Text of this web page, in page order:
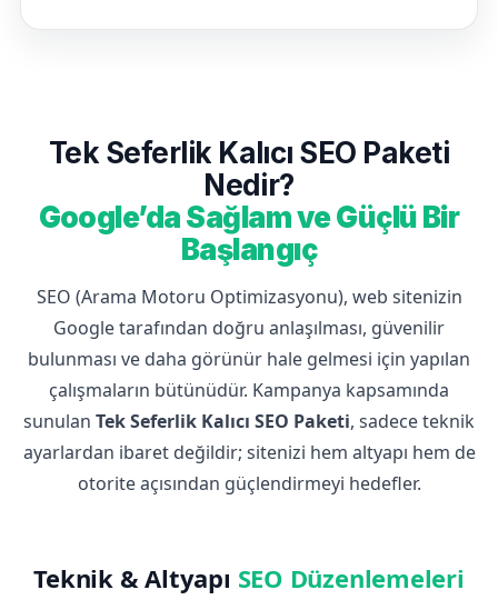
Tek Seferlik Kalıcı SEO Paketi
Nedir?
Google’da Sağlam ve Güçlü Bir
Başlangıç
SEO (Arama Motoru Optimizasyonu), web sitenizin
Google tarafından doğru anlaşılması, güvenilir
bulunması ve daha görünür hale gelmesi için yapılan
çalışmaların bütünüdür. Kampanya kapsamında
sunulan Tek Seferlik Kalıcı SEO Paketi, sadece teknik
ayarlardan ibaret değildir; sitenizi hem altyapı hem de
otorite açısından güçlendirmeyi hedefler.
Teknik & Altyapı SEO Düzenlemeleri